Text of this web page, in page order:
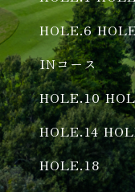
HOLE.6
INコース
HOLE.10
HOLE.14
HOLE.18